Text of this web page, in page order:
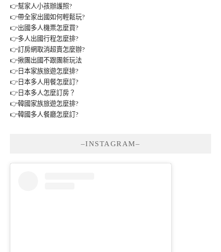
👉幫家人小孩辦護照?
👉帶全家出國如何輕鬆玩?
👉出國多人機票怎麼買?
👉多人出國行程怎麼排?
👉訂房網取消超賣怎麼辦?
👉揪團出國不跟團新玩法
👉日本家族旅遊怎麼排?
👉日本多人用餐怎麼訂?
👉日本多人怎麼訂房？
👉韓國家族旅遊怎麼排?
👉韓國多人餐廳怎麼訂?
–INSTAGRAM–